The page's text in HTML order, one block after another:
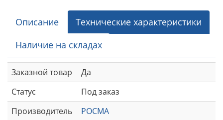
Описание
Технические характеристики
Наличие на складах
Заказной товар
Да
Статус
Под заказ
Производитель
РОСМА